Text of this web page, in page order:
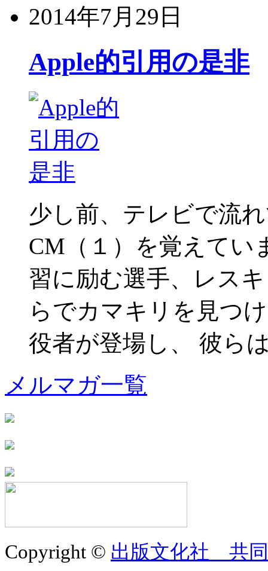
2014年7月29日
Apple的引用の是非
少し前、テレビで流
CM（１）を覚えてい
習に励む選手、レス
らでカマキリを見つ
役者が登場し、 彼ら
メルマガ一覧
Copyright © 出版文化社 共